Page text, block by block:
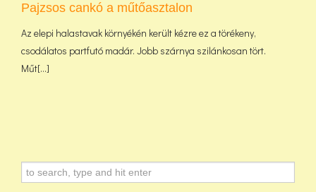
Pajzsos cankó a műtőasztalon
Az elepi halastavak környékén került kézre ez a törékeny,
csodálatos partfutó madár. Jobb szárnya szilánkosan tört.
Műt[...]